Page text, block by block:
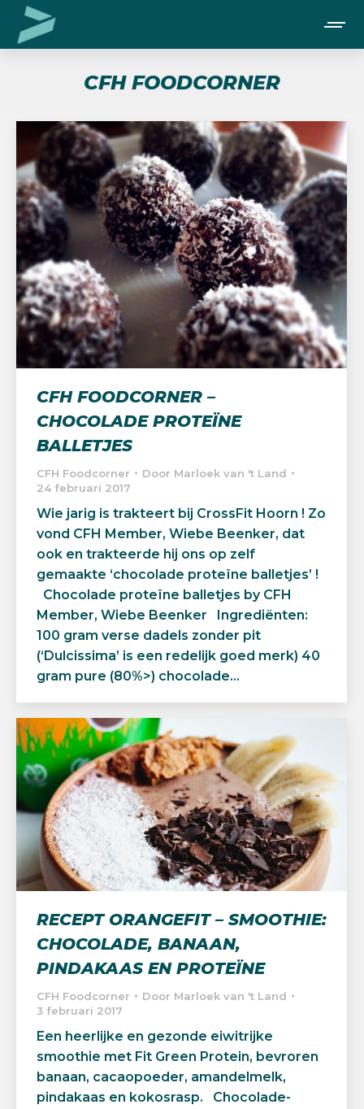
CFH FOODCORNER
CFH FOODCORNER –
CHOCOLADE PROTEÏNE
BALLETJES
CFH Foodcorner Door Marloek van 't Land
24 februari 2017
Wie jarig is trakteert bij CrossFit Hoorn ! Zo
vond CFH Member, Wiebe Beenker, dat
ook en trakteerde hij ons op zelf
gemaakte ‘chocolade proteïne balletjes’ !
Chocolade proteïne balletjes by CFH
Member, Wiebe Beenker Ingrediënten:
100 gram verse dadels zonder pit
(‘Dulcissima’ is een redelijk goed merk) 40
gram pure (80%>) chocolade…
RECEPT ORANGEFIT – SMOOTHIE:
CHOCOLADE, BANAAN,
PINDAKAAS EN PROTEÏNE
CFH Foodcorner Door Marloek van 't Land
3 februari 2017
Een heerlijke en gezonde eiwitrijke
smoothie met Fit Green Protein, bevroren
banaan, cacaopoeder, amandelmelk,
pindakaas en kokosrasp. Chocolade-